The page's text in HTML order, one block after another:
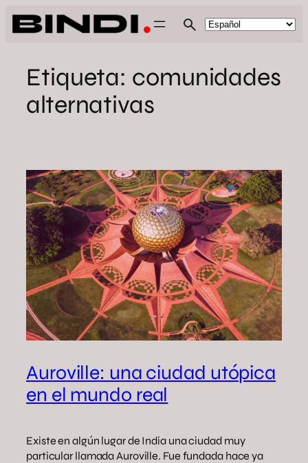
Saltar
al
Etiqueta: comunidades
alternativas
Auroville: una ciudad utópica
en el mundo real
Existe en algún lugar de India una ciudad muy
particular llamada Auroville. Fue fundada hace ya